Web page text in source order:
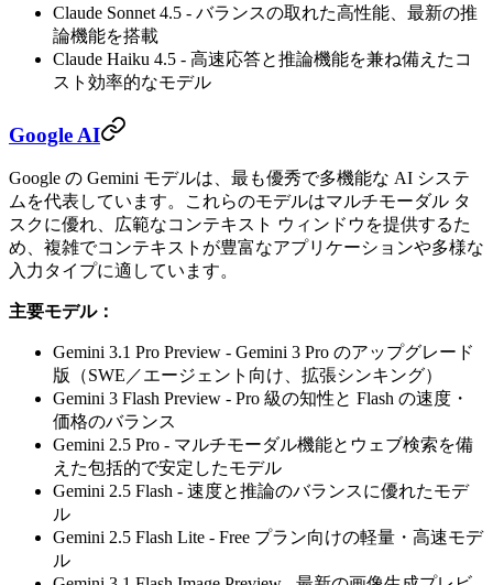
Claude Sonnet 4.5 - バランスの取れた高性能、最新の推
論機能を搭載
Claude Haiku 4.5 - 高速応答と推論機能を兼ね備えたコ
スト効率的なモデル
Google AI
Google の Gemini モデルは、最も優秀で多機能な AI システ
ムを代表しています。これらのモデルはマルチモーダル タ
スクに優れ、広範なコンテキスト ウィンドウを提供するた
め、複雑でコンテキストが豊富なアプリケーションや多様な
入力タイプに適しています。
主要モデル：
Gemini 3.1 Pro Preview - Gemini 3 Pro のアップグレード
版（SWE／エージェント向け、拡張シンキング）
Gemini 3 Flash Preview - Pro 級の知性と Flash の速度・
価格のバランス
Gemini 2.5 Pro - マルチモーダル機能とウェブ検索を備
えた包括的で安定したモデル
Gemini 2.5 Flash - 速度と推論のバランスに優れたモデ
ル
Gemini 2.5 Flash Lite - Free プラン向けの軽量・高速モデ
ル